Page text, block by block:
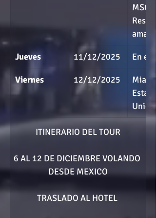
MSC
amas
Jueves 11/12/2025 En el
Viernes 12/12/2025
Miami,
Unidos
ITINERARIO DEL TOUR
6 AL 12 DE DICIEMBRE VOLANDO
DESDE MEXICO
TRASLADO AL HOTEL